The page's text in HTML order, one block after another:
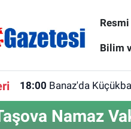
Bilim
18:00 Banaz'da
Namaz